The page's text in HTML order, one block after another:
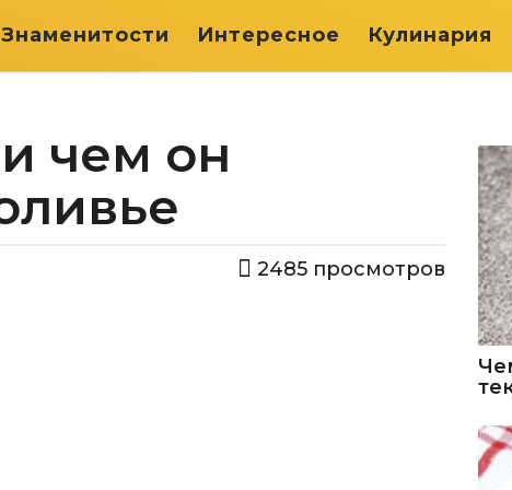
Знаменитости Интересное Кулинария
чем он
2485 просмотров